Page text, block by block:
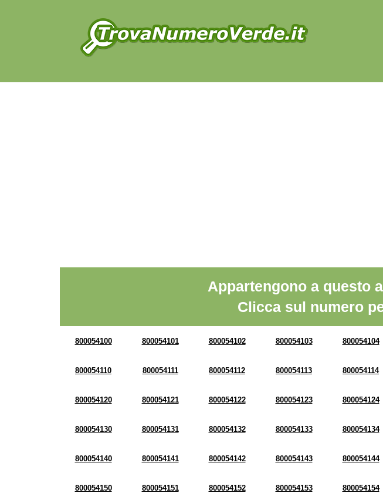
Appartengono a questo
Clicca sul numero
800054100 800054101 800054102 800054103 800054104
800054110 800054111 800054112 800054113 800054114
800054120 800054121 800054122 800054123 800054124
800054130 800054131 800054132 800054133 800054134
800054140 800054141 800054142 800054143 800054144
800054150 800054151 800054152 800054153 800054154